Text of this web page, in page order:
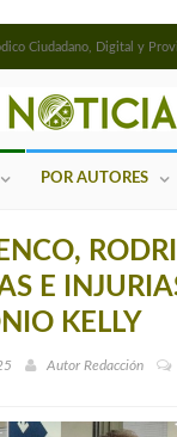
Ciudadano, Digital y
POR AUTORES
E
KELLY
Autor Redacción